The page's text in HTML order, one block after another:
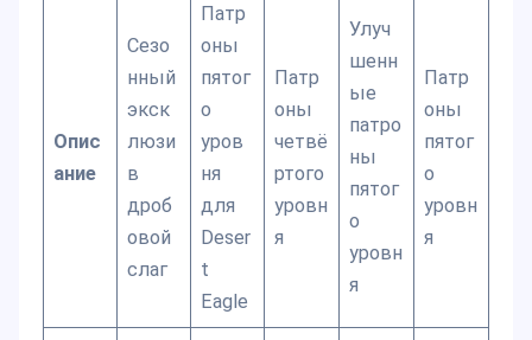
Опис
ание
Сезо
нный
экск
люзи
в
дроб
овой
слаг
Патр
оны
пятог
о
уров
ня
для
Deser
t
Eagle
Патр
оны
четвё
ртого
уровн
я
Улуч
шенн
ые
патро
ны
пятог
о
уровн
я
Патр
оны
пятог
о
уровн
я